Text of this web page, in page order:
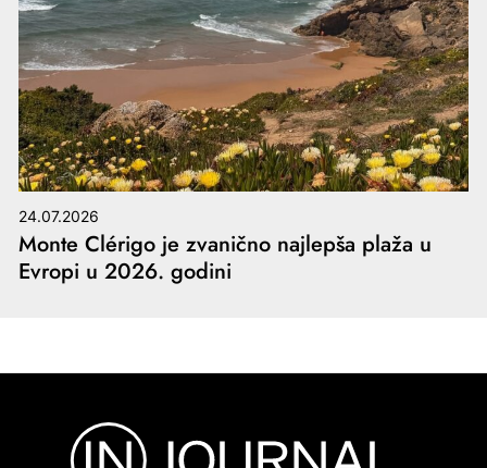
24.07.2026
Monte Clérigo je zvanično najlepša plaža u
Evropi u 2026. godini